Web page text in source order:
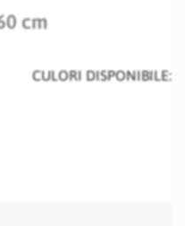
cm
CULORI DISPONIBILE: